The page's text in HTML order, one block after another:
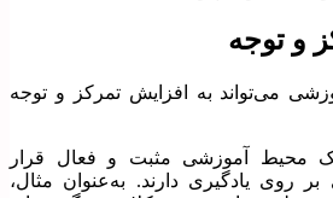
و توجه
می‌تواند به افزایش تمرکز و توجه
محیط آموزشی مثبت و فعال قرار
روی یادگیری دارند. به‌عنوان مثال،